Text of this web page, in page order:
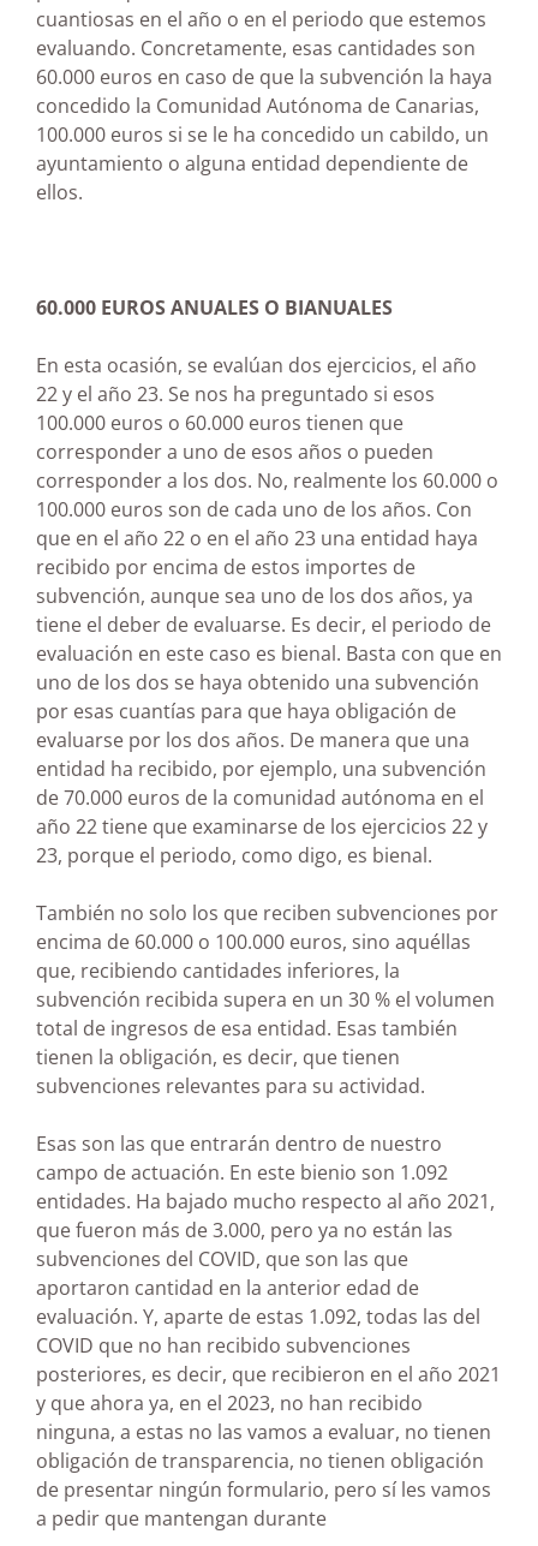
cuantiosas en el año o en el periodo que estemos
evaluando. Concretamente, esas cantidades son
60.000 euros en caso de que la subvención la haya
concedido la Comunidad Autónoma de Canarias,
100.000 euros si se le ha concedido un cabildo, un
ayuntamiento o alguna entidad dependiente de
ellos.
60.000 EUROS ANUALES O BIANUALES
En esta ocasión, se evalúan dos ejercicios, el año
22 y el año 23. Se nos ha preguntado si esos
100.000 euros o 60.000 euros tienen que
corresponder a uno de esos años o pueden
corresponder a los dos. No, realmente los 60.000 o
100.000 euros son de cada uno de los años. Con
que en el año 22 o en el año 23 una entidad haya
recibido por encima de estos importes de
subvención, aunque sea uno de los dos años, ya
tiene el deber de evaluarse. Es decir, el periodo de
evaluación en este caso es bienal. Basta con que en
uno de los dos se haya obtenido una subvención
por esas cuantías para que haya obligación de
evaluarse por los dos años. De manera que una
entidad ha recibido, por ejemplo, una subvención
de 70.000 euros de la comunidad autónoma en el
año 22 tiene que examinarse de los ejercicios 22 y
23, porque el periodo, como digo, es bienal.
También no solo los que reciben subvenciones por
encima de 60.000 o 100.000 euros, sino aquéllas
que, recibiendo cantidades inferiores, la
subvención recibida supera en un 30 % el volumen
total de ingresos de esa entidad. Esas también
tienen la obligación, es decir, que tienen
subvenciones relevantes para su actividad.
Esas son las que entrarán dentro de nuestro
campo de actuación. En este bienio son 1.092
entidades. Ha bajado mucho respecto al año 2021,
que fueron más de 3.000, pero ya no están las
subvenciones del COVID, que son las que
aportaron cantidad en la anterior edad de
evaluación. Y, aparte de estas 1.092, todas las del
COVID que no han recibido subvenciones
posteriores, es decir, que recibieron en el año 2021
y que ahora ya, en el 2023, no han recibido
ninguna, a estas no las vamos a evaluar, no tienen
obligación de transparencia, no tienen obligación
de presentar ningún formulario, pero sí les vamos
a pedir que mantengan durante